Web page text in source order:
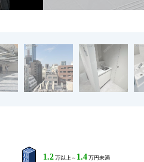
1.2 万以上～ 1.4 万円未満